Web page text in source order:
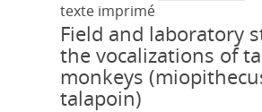
texte imprimé
Field and laboratory
the vocalizations of
monkeys
talapoin)